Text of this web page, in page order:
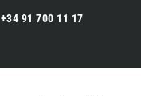
+34 91 700 11 17